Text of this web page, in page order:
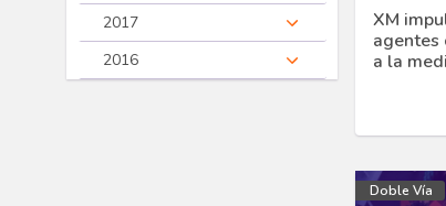
2017
2016
XM
agentes
a la
Doble Vía